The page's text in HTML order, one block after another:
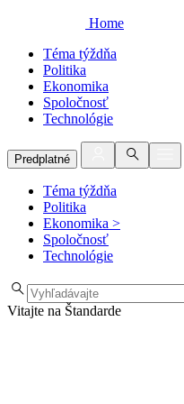
Home
Téma týždňa
Politika
Ekonomika
Spoločnosť
Technológie
Predplatné
Téma týždňa
Politika
Ekonomika >
Spoločnosť
Technológie
Vitajte na Štandarde